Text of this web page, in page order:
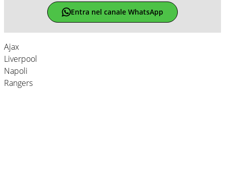
Entra nel canale WhatsApp
Ajax
Liverpool
Napoli
Rangers